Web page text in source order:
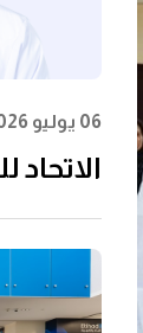
06 يوليو 2026
الاتحاد
55001:2024 في